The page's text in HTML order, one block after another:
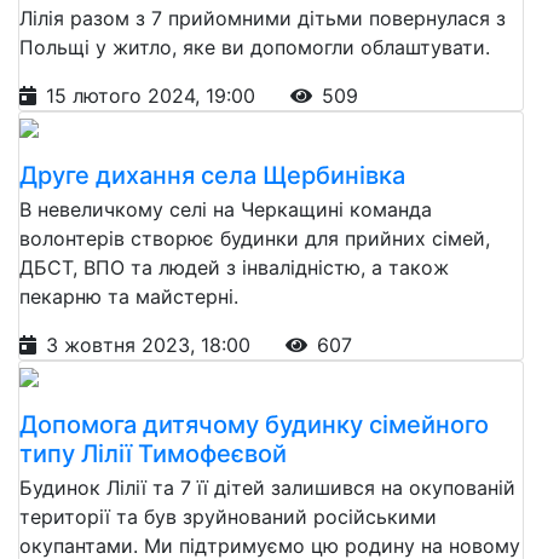
Лілія разом з 7 прийомними дітьми повернулася з
Польщі у житло, яке ви допомогли облаштувати.
15 лютого 2024, 19:00
509
Друге дихання села Щербинівка
В невеличкому селі на Черкащині команда
волонтерів створює будинки для прийних сімей,
ДБСТ, ВПО та людей з інвалідністю, а також
пекарню та майстерні.
3 жовтня 2023, 18:00
607
Допомога дитячому будинку сімейного
типу Лілії Тимофеєвой
Будинок Лілії та 7 її дітей залишився на окупованій
території та був зруйнований російськими
окупантами. Ми підтримуємо цю родину на новому